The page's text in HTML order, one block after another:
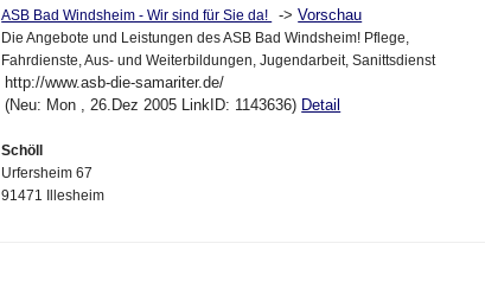
ASB Bad Windsheim - Wir sind für Sie da! ->Vorschau
Die Angebote und Leistungen des ASB Bad Windsheim! Pflege,
Fahrdienste, Aus- und Weiterbildungen, Jugendarbeit, Sanittsdienst
http://www.asb-die-samariter.de/
(Neu: Mon , 26.Dez 2005 LinkID: 1143636) Detail
Schöll
Urfersheim 67
91471 Illesheim